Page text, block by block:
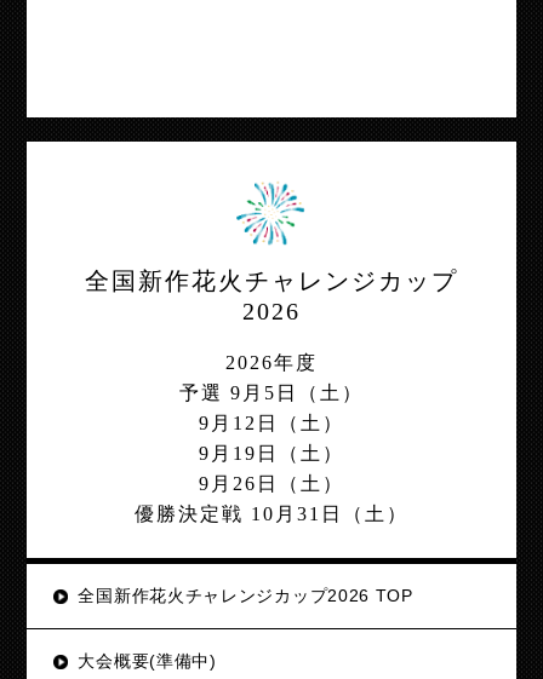
全国新作花火チャレンジカップ
2026
2026年度
予選 9月5日（土）
9月12日（土）
9月19日（土）
9月26日（土）
優勝決定戦 10月31日（土）
全国新作花火チャレンジカップ2026 TOP
大会概要(準備中)